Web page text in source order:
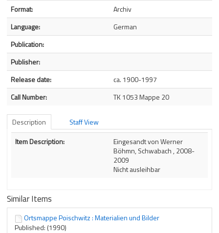
Format:
Archiv
Language:
German
Publication:
Publisher:
Release date:
ca. 1900-1997
Call Number:
TK 1053 Mappe 20
Description
Staff View
Description
Item Description:
Eingesandt von Werner
Böhmn, Schwabach , 2008-
2009
Nicht ausleihbar
Similar Items
Ortsmappe Poischwitz : Materialien und Bilder
Published: (1990)